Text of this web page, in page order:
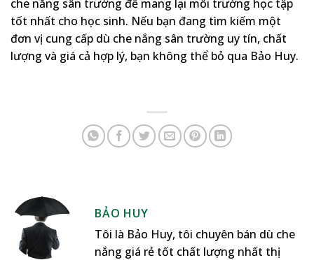
che nắng sân trường để mang lại môi trường học tập
tốt nhất cho học sinh. Nếu bạn đang tìm kiếm một
đơn vị cung cấp dù che nắng sân trường uy tín, chất
lượng và giá cả hợp lý, bạn không thể bỏ qua Bảo Huy.
BẢO HUY
Tôi là Bảo Huy, tôi chuyên bán dù che
nắng giá rẻ tốt chất lượng nhất thị